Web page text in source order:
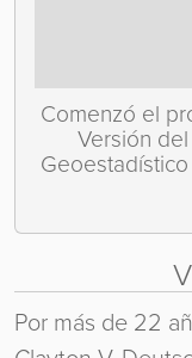
Comenzó el
Versión
Por más de 22